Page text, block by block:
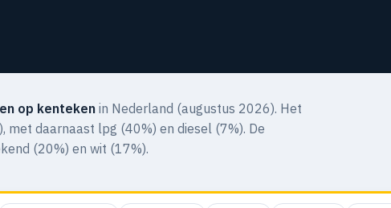
op kenteken in Nederland (augustus 2026). Het
daarnaast lpg (40%) en diesel (7%). De
(20%) en wit (17%).